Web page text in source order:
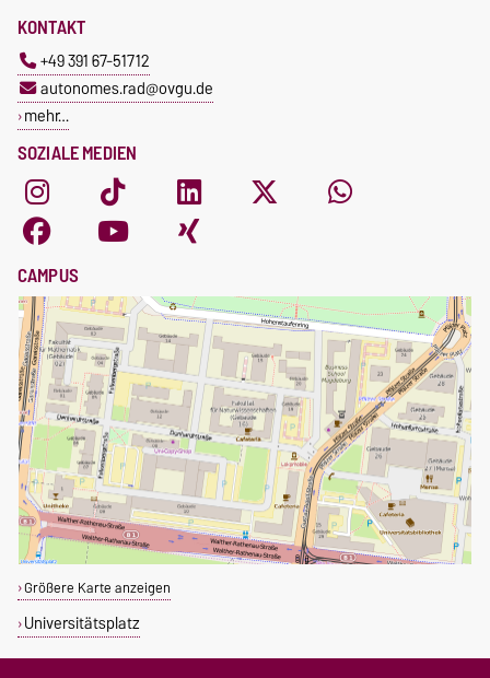
SOZIALE MEDIEN
KONTAKT
+49 391 67-51712
autonomes.rad@ovgu.de
mehr…
CAMPUS
Größere Karte anzeigen
Universitätsplatz